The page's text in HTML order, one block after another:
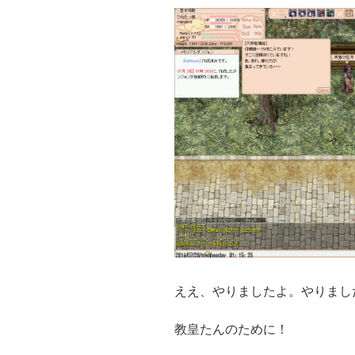
ええ、やりましたよ。やりま
教皇たんのために！